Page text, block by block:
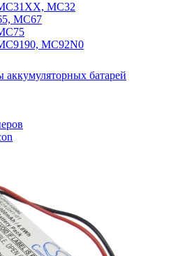
MC32
MC67
MC92N0
батарей